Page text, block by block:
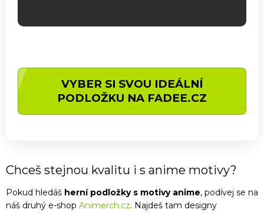
VYBER SI SVOU IDEÁLNÍ
PODLOŽKU NA FADEE.CZ
Chceš stejnou kvalitu i s anime motivy?
Pokud hledáš herní podložky s motivy anime, podívej se na
náš druhý e-shop Animerch.cz. Najdeš tam designy